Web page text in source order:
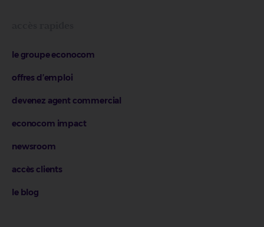
le groupe econocom
offres d’emploi
devenez agent commercial
econocom impact
newsroom
accès clients
le blog